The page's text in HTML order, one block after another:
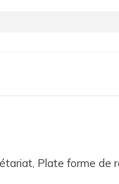
Plate forme de